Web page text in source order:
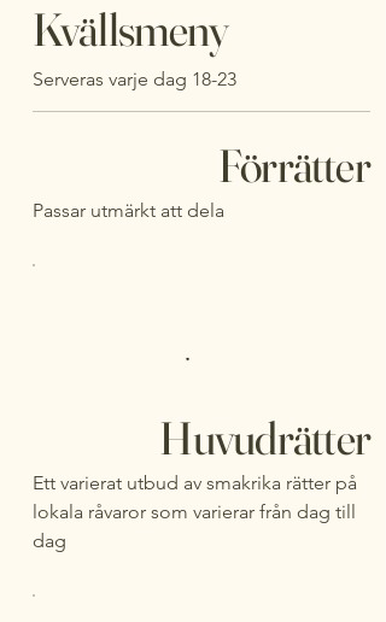
Kvällsmeny
Serveras varje dag 18-23
Förrätter
Passar utmärkt att dela
Huvudrätter
Ett varierat utbud av smakrika rätter på
lokala råvaror som varierar från dag till
dag